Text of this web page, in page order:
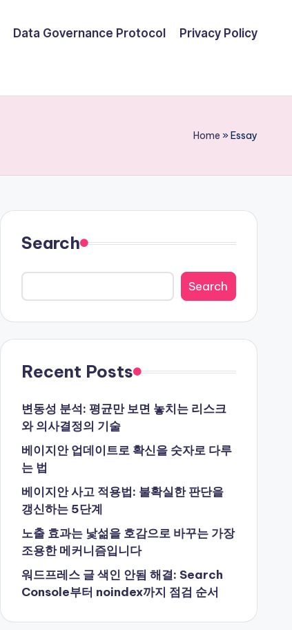
Data Governance Protocol Privacy Policy
Home »Essay
Search
Search
Recent Posts
변동성 분석: 평균만 보면 놓치는 리스크
와 의사결정의 기술
베이지안 업데이트로 확신을 숫자로 다루
는 법
베이지안 사고 적용법: 불확실한 판단을
갱신하는 5단계
노출 효과는 낯섦을 호감으로 바꾸는 가장
조용한 메커니즘입니다
워드프레스 글 색인 안됨 해결: Search
Console부터 noindex까지 점검 순서